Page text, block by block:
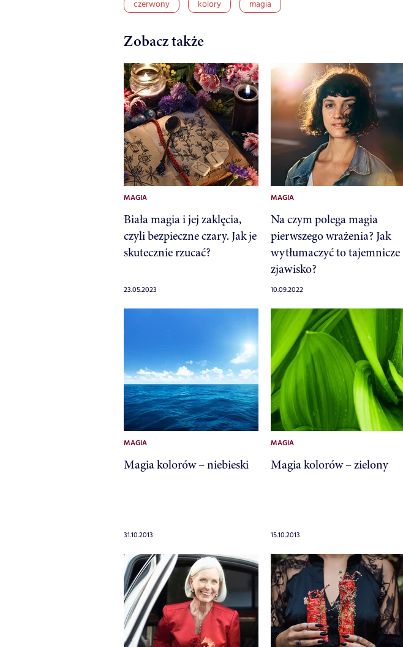
czerwony kolory magia
Zobacz także
MAGIA
Biała magia i jej zaklęcia,
czyli bezpieczne czary. Jak je
skutecznie rzucać?
23.05.2023
MAGIA
Na czym polega magia
pierwszego wrażenia? Jak
wytłumaczyć to tajemnicze
zjawisko?
10.09.2022
MAGIA
Magia kolorów – niebieski
31.10.2013
MAGIA
Magia kolorów – zielony
15.10.2013